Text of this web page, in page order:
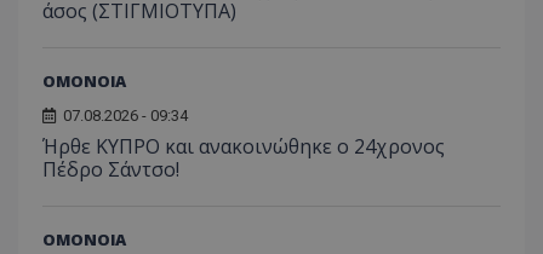
άσος (ΣΤΙΓΜΙΟΤΥΠΑ)
ΟΜΟΝΟΙΑ
07.08.2026 - 09:34
Ήρθε ΚΥΠΡΟ και ανακοινώθηκε ο 24χρονος
Πέδρο Σάντσο!
ΟΜΟΝΟΙΑ